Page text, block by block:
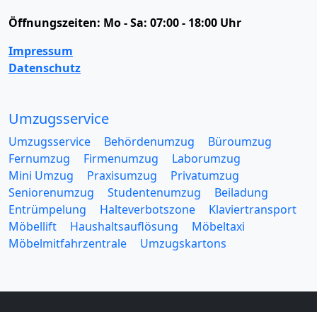
Öffnungszeiten: Mo - Sa: 07:00 - 18:00 Uhr
Impressum
Datenschutz
Umzugsservice
Umzugsservice Behördenumzug
Büroumzug
Fernumzug
Firmenumzug
Laborumzug
Mini Umzug
Praxisumzug
Privatumzug
Seniorenumzug
Studentenumzug
Beiladung
Entrümpelung
Halteverbotszone
Klaviertransport
Möbellift
Haushaltsauflösung
Möbeltaxi
Möbelmitfahrzentrale
Umzugskartons